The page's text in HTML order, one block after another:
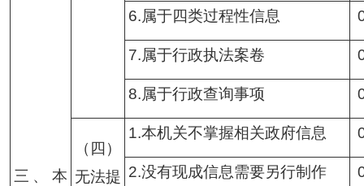
三、本
6.属于四类过程性信息
7.属于行政执法案卷
8.属于行政查询事项
（四）
无法提
1.本机关不掌握相关政府信息
2.没有现成信息需要另行制作